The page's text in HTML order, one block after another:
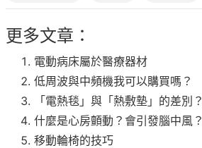
更多文章：
電動病床屬於醫療器材
低周波與中頻機我可以購買嗎？
「電熱毯」與「熱敷墊」的差別？
什麼是心房顫動？會引發腦中風？
移動輪椅的技巧